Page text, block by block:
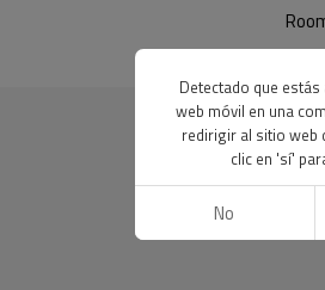
Detectado que
web móvil en una
redirigir al sitio web
clic en 'sí'
No